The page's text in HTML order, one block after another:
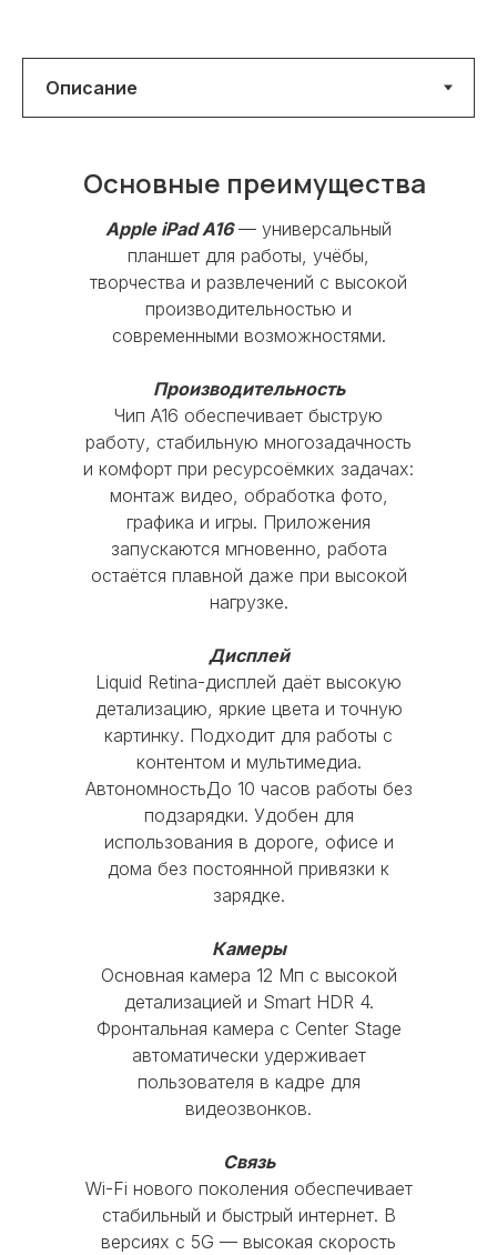
Основные преимущества
Apple iPad A16— универсальный
планшет для работы, учёбы,
творчества и развлечений с высокой
производительностью и
современными возможностями.
Производительность
Чип A16 обеспечивает быструю
работу, стабильную многозадачность
и комфорт при ресурсоёмких задачах:
монтаж видео, обработка фото,
графика и игры. Приложения
запускаются мгновенно, работа
остаётся плавной даже при высокой
нагрузке.
Дисплей
Liquid Retina-дисплей даёт высокую
детализацию, яркие цвета и точную
картинку. Подходит для работы с
контентом и мультимедиа.
АвтономностьДо 10 часов работы без
подзарядки. Удобен для
использования в дороге, офисе и
дома без постоянной привязки к
зарядке.
Камеры
Основная камера 12 Мп с высокой
детализацией и Smart HDR 4.
Фронтальная камера с Center Stage
автоматически удерживает
пользователя в кадре для
видеозвонков.
Связь
Wi-Fi нового поколения обеспечивает
стабильный и быстрый интернет. В
версиях с 5G — высокая скорость
Yellow
Apple A16
iPad
Процессор
Диагональ
Оставшуюся сумму можно доплатить
Устройство должно быть полностью в
рабочем состоянии, без
существенных повреждений корпуса
и экрана, с работающими
функциональными кнопками и без
следов от контакта с жидкостью
Перед сдачей устройства
необходимо отключить пароль,
вынуть сим-карту и отключить
функцию «Найти iPhone»
новой модели iPhone, iPad, Apple
Watch или MacBook
Отдайте устройство в мгновенную
диагностику
Принесите свой iPhone, iPad, Apple
Watch или MacBook в любой из
магазинов:
Удобно и экологично — сдайте
старое устройство в магазин и
получите скидку на новое.
Главное меню
MOBI-GEEK
Аксессуары
AirPods
MacBook
Кредит Рассрочка